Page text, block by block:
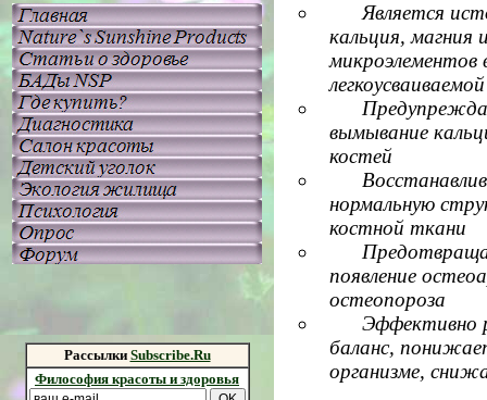
Рассылки Subscribe.Ru
Философия красоты и здоровья
Является
кальция, магния
микроэлементов
вымывание
костей
нормальную
костной ткани
появление
остеопороза
Эффективно
баланс,
организме,